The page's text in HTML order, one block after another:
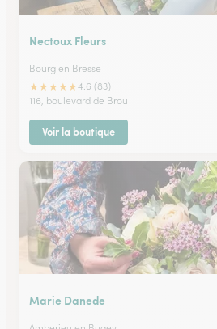
Nectoux Fleurs
Bourg en Bresse
★★★★★4.6 (83)
116, boulevard de Brou
Voir la boutique
Marie Danede